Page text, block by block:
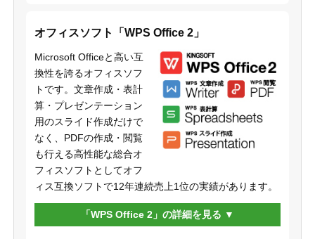
オフィスソフト「WPS Office 2」
Microsoft Officeと高い互
換性を誇るオフィスソフ
トです。文章作成・表計
算・プレゼンテーション
用のスライド作成だけで
なく、PDFの作成・閲覧
も行える高性能な総合オ
フィスソフトとしてオフ
ィス互換ソフトで12年連続売上1位の実績があります。
「WPS Office 2」の詳細を見る